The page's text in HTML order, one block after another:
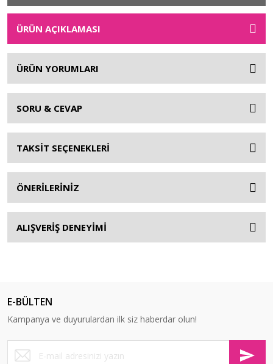
ÜRÜN AÇIKLAMASI
ÜRÜN YORUMLARI
SORU & CEVAP
TAKSİT SEÇENEKLERİ
ÖNERİLERİNİZ
ALIŞVERİŞ DENEYİMİ
E-BÜLTEN
Kampanya ve duyurulardan ilk siz haberdar olun!